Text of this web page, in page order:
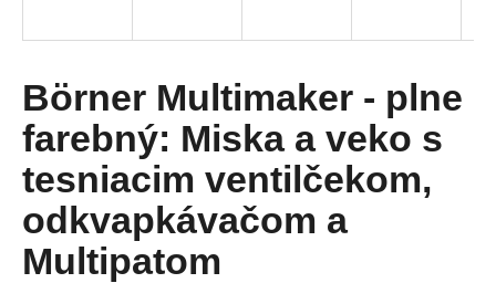
Börner Multimaker - plne
farebný: Miska a veko s
tesniacim ventilčekom,
odkvapkávačom a
Multipatom
s
ť
?
HĽADAŤ